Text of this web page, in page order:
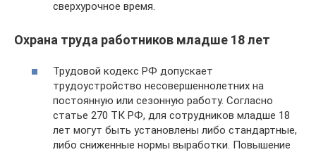
сверхурочное время.
Охрана труда работников младше 18 лет
Трудовой кодекс РФ допускает
трудоустройство несовершеннолетних на
постоянную или сезонную работу. Согласно
статье 270 ТК РФ, для сотрудников младше 18
лет могут быть установлены либо стандартные,
либо сниженные нормы выработки. Повышение